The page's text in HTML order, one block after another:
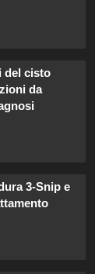
del cisto
da
3-Snip e